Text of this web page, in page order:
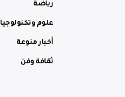
رياضة
علوم وتكنولوجيا
أخبار منوعة
ثقافة وفن